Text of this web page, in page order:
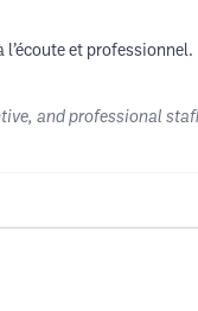
et
and professional